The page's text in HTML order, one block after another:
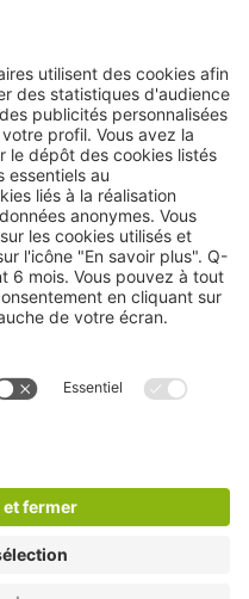
aux tarifs d'un
place